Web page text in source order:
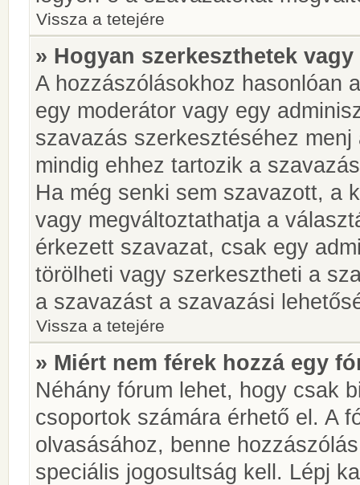
Vissza a tetejére
» Hogyan szerkeszthetek
A hozzászólásokhoz hasonlóan
egy moderátor vagy egy
szavazás szerkesztéséhez
mindig ehhez tartozik a
Ha még senki sem szavazott, a
vagy megváltoztathatja a
érkezett szavazat, csak egy
törölheti vagy szerkesztheti a
a szavazást a szavazási
Vissza a tetejére
» Miért nem férek hozzá egy
Néhány fórum lehet, hogy csak
csoportok számára érhető el. A
olvasásához, benne
speciális jogosultság kell. Lépj